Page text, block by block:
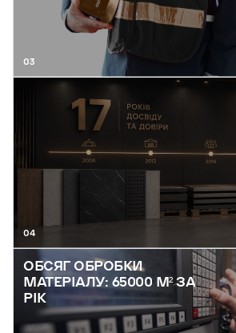
03
04
ОБСЯГ ОБРОБКИ
МАТЕРІАЛУ: 65000 М² ЗА
РІК